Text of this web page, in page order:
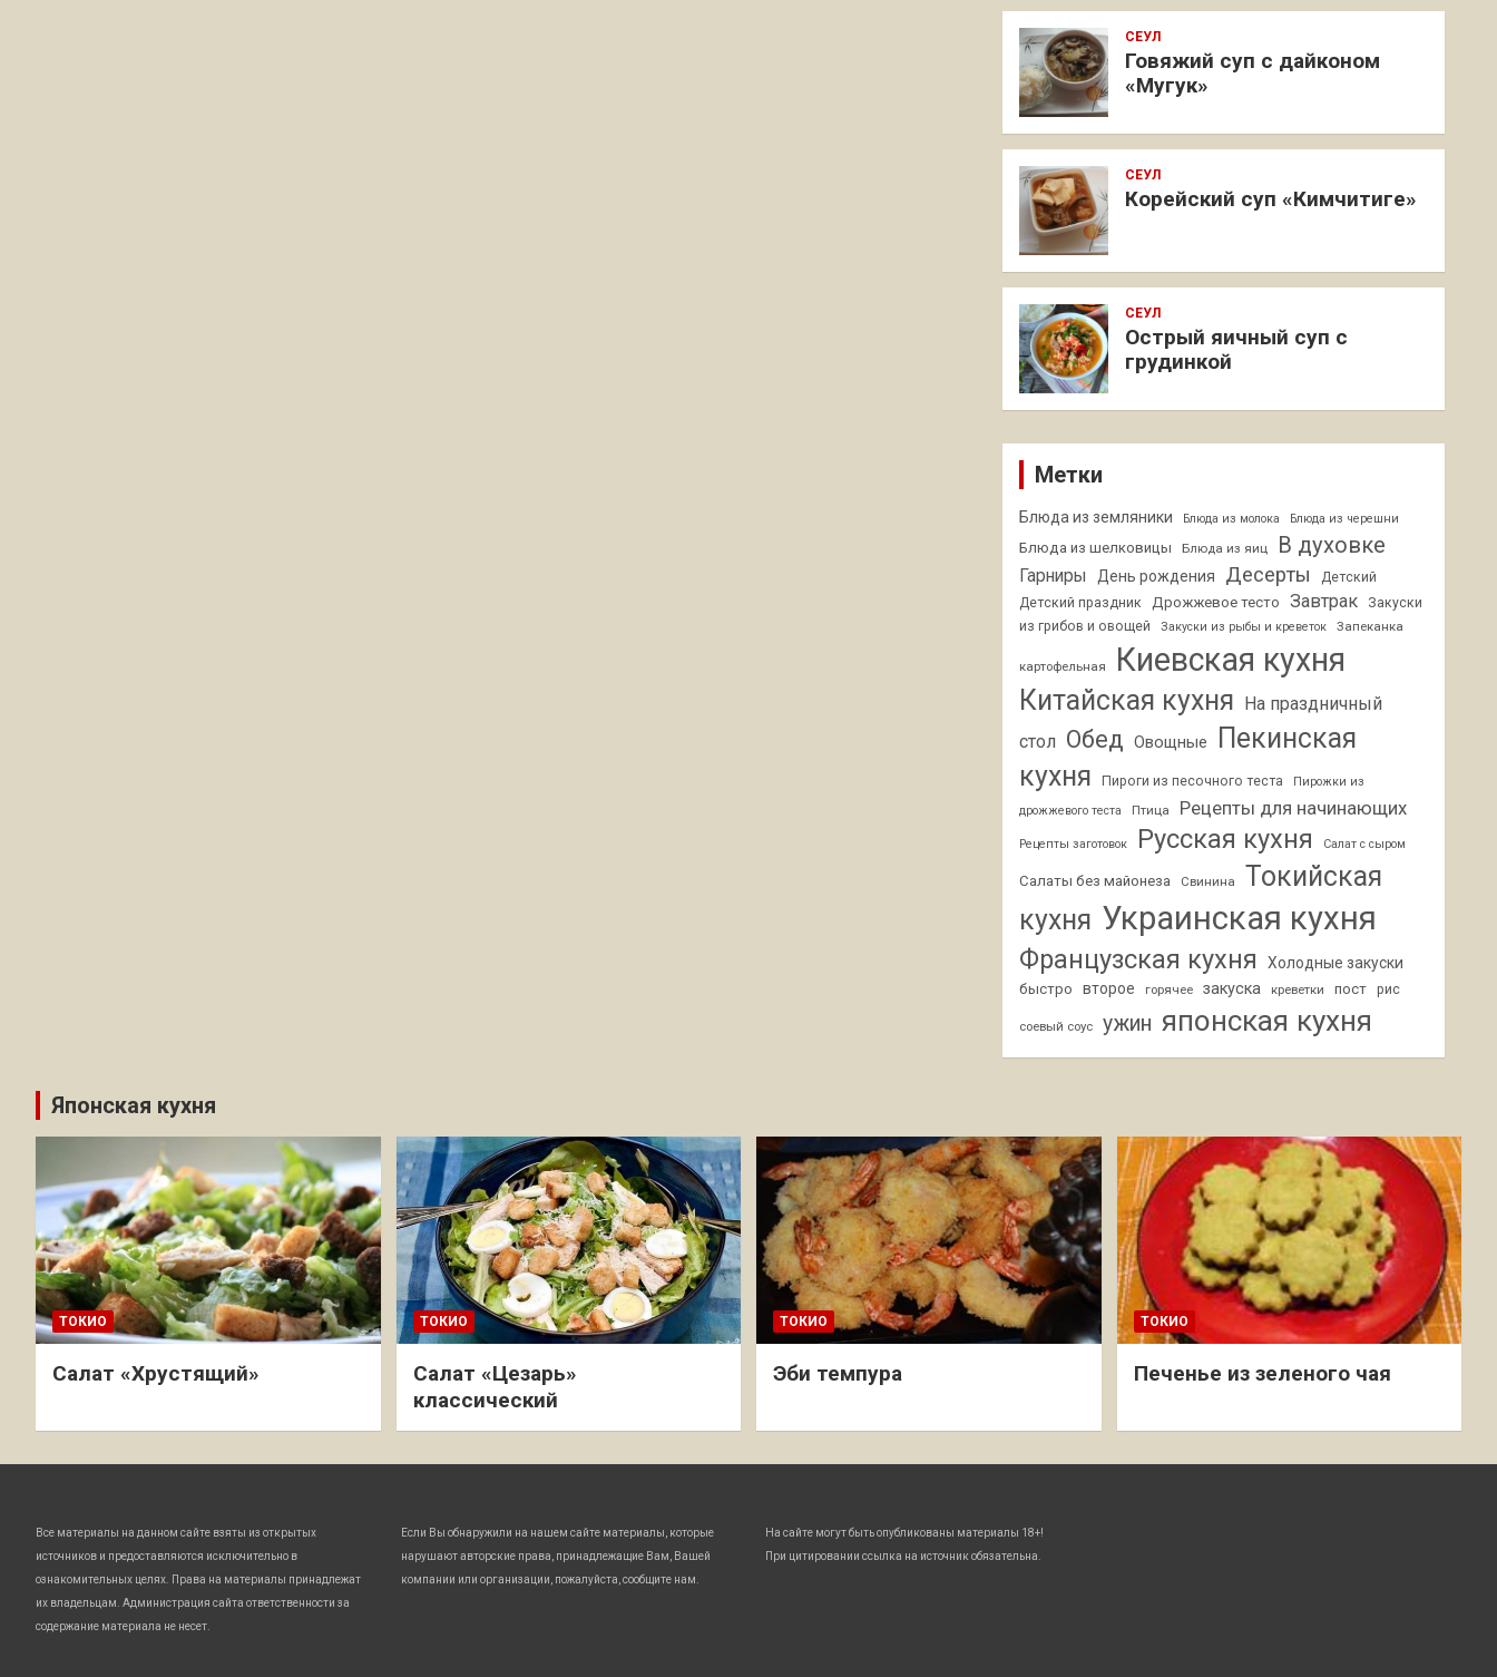
СЕУЛ
Говяжий суп с дайконом
«Мугук»
СЕУЛ
Корейский суп «Кимчитиге»
СЕУЛ
Острый яичный суп с
грудинкой
Метки
Блюда из земляники Блюда из молока Блюда из черешни
Блюда из шелковицы Блюда из яиц В духовке
Гарниры День рождения Десерты
Детский
Детский праздник
Дрожжевое тесто Завтрак
Закуски
из грибов и овощей
Закуски из рыбы и креветок Запеканка
картофельная Киевская кухня
Китайская кухня На праздничный
стол Обед Овощные
Пекинская
кухня
Пироги из песочного теста
Пирожки из
дрожжевого теста
Птица Рецепты для начинающих
Рецепты заготовок Русская кухня Салат с сыром
Салаты без майонеза Свинина
Токийская
кухня Украинская кухня
Французская кухня Холодные закуски
быстро второе горячее закуска креветки пост рис
соевый соус ужин японская кухня
Японская кухня
ТОКИО
Салат «Хрустящий»
ТОКИО
Салат «Цезарь»
классический
ТОКИО
Эби темпура
ТОКИО
Печенье из зеленого чая
Все материалы на данном сайте взяты из открытых
источников и предоставляются исключительно в
ознакомительных целях. Права на материалы принадлежат
их владельцам. Администрация сайта ответственности за
содержание материала не несет.
Если Вы обнаружили на нашем сайте материалы, которые
нарушают авторские права, принадлежащие Вам, Вашей
компании или организации, пожалуйста, сообщите нам.
На сайте могут быть опубликованы материалы 18+!
При цитировании ссылка на источник обязательна.